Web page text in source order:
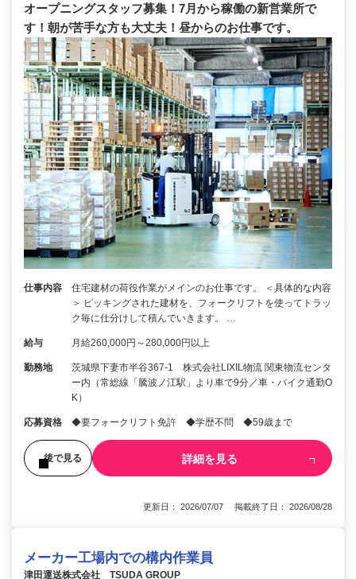
オープニングスタッフ募集！7月から稼働の新営業所で
す！朝が苦手な方も大丈夫！昼からのお仕事です。
仕事内容
住宅建材の荷役作業がメインのお仕事です。 ＜具体的な内容
＞ ピッキングされた建材を、フォークリフトを使ってトラッ
ク毎に仕分けして積んでいきます。 …
給与 月給260,000円～280,000円以上
勤務地
茨城県下妻市半谷367-1 株式会社LIXIL物流 関東物流センタ
ー内（常総線「騰波ノ江駅」より車で9分／車・バイク通勤O
K）
応募資格 ◆要フォークリフト免許 ◆学歴不問 ◆59歳まで
後で見る 詳細を見る
更新日： 2026/07/07 掲載終了日： 2026/08/28
メーカー工場内での構内作業員
津田運送株式会社 TSUDA GROUP